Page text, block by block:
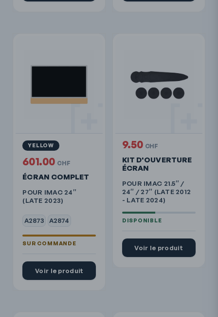
ÉCRAN COMPLET
POUR IMAC 24″
(LATE 2023)
A2873 A2874
YELLOW
601.00 CHF
Voir le produit
KIT D'OUVERTURE
ÉCRAN
POUR IMAC 21.5″ /
24″ / 27″ (LATE 2012
- LATE 2024)
9.50 CHF
Voir le produit